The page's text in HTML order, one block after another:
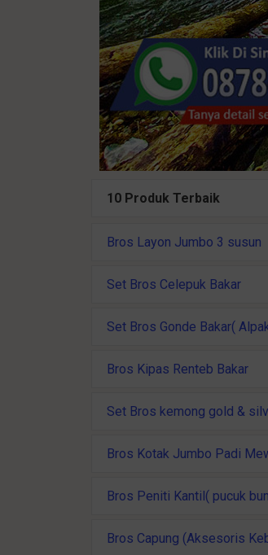
10 Produk Terbaik
Bros Layon Jumbo 3 susun
Set Bros Celepuk Bakar
Set Bros Gonde Bakar(
Bros Kipas Renteb Bakar
Set Bros kemong gold &
Bros Kotak Jumbo Padi
Bros Peniti Kantil( pucuk
Bros Capung (Aksesoris